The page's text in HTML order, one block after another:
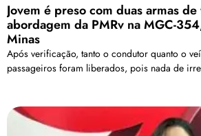
Jovem é preso com duas armas
abordagem da PMRv na MGC-
Minas
Após verificação, tanto o condutor quanto o
passageiros foram liberados, pois nada de